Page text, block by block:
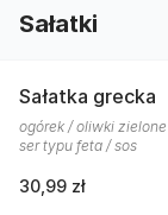
Sałatki
Sałatka grecka
ogórek / oliwki
ser typu feta / sos
30,99 zł